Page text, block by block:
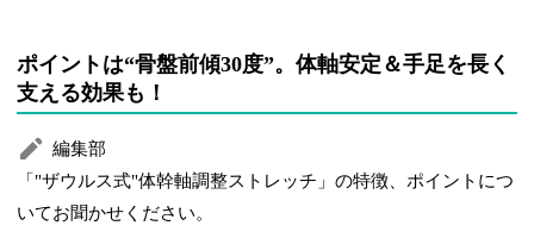
ポイントは“骨盤前傾30度”。体軸安定＆手足を長く
支える効果も！
編集部
「"ザウルス式"体幹軸調整ストレッチ」の特徴、ポイントにつ
いてお聞かせください。